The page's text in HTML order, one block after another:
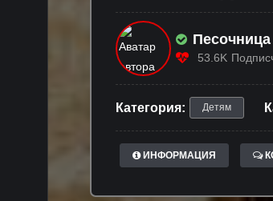
Песочница
53.6K
Категория: Детям
ИНФОРМАЦИЯ